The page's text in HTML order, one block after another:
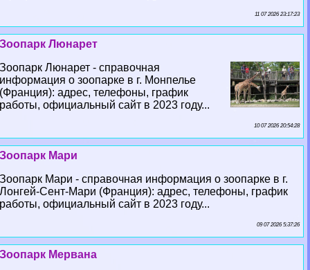
11 07 2026 23:17:23
Зоопарк Люнарет
Зоопарк Люнарет - справочная
информация о зоопарке в г. Монпелье
(Франция): адрес, телефоны, график
работы, официальный сайт в 2023 году...
10 07 2026 20:54:28
Зоопарк Мари
Зоопарк Мари - справочная информация о зоопарке в г.
Лонгeй-Сент-Мари (Франция): адрес, телефоны, график
работы, официальный сайт в 2023 году...
09 07 2026 5:37:26
Зоопарк Мервана